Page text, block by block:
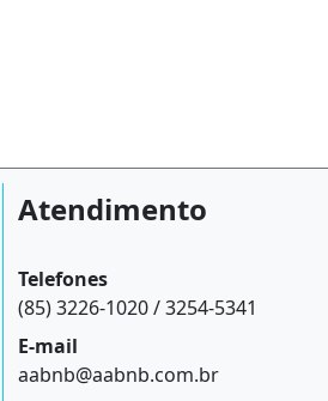
Atendimento
Telefones
(85) 3226-1020 / 3254-5341
E-mail
aabnb@aabnb.com.br